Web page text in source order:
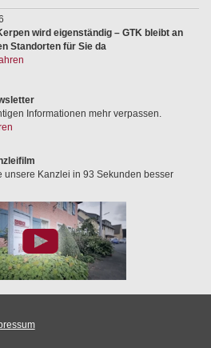
wird eigenständig – GTK bleibt an
Standorten für Sie da
Informationen mehr verpassen.
unsere Kanzlei in 93 Sekunden besser